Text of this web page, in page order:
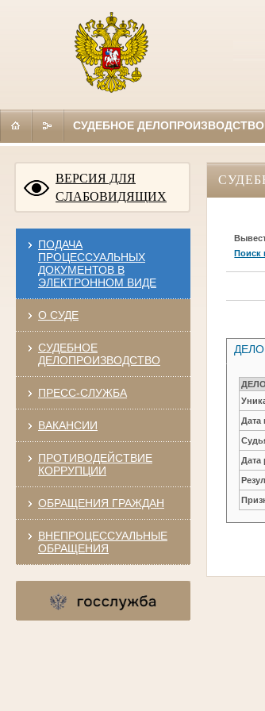
СУДЕБНОЕ ДЕЛОПРОИЗВОДСТВО
ВЕРСИЯ ДЛЯ
СЛАБОВИДЯЩИХ
ПОДАЧА
ПРОЦЕССУАЛЬНЫХ
ДОКУМЕНТОВ В
ЭЛЕКТРОННОМ ВИДЕ
О СУДЕ
СУДЕБНОЕ
ДЕЛОПРОИЗВОДСТВО
ПРЕСС-СЛУЖБА
ВАКАНСИИ
ПРОТИВОДЕЙСТВИЕ
КОРРУПЦИИ
ОБРАЩЕНИЯ ГРАЖДАН
ВНЕПРОЦЕССУАЛЬНЫЕ
ОБРАЩЕНИЯ
Поиск
ДЕЛО
ДЕЛО
Дата
Дата